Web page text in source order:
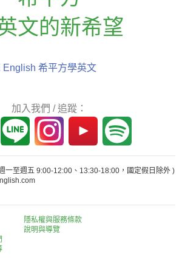
文的新希望
English 希平方學英文
加入我們 / 追蹤：
一至週五 9:00-12:00、13:30-18:00，國定假日除外 )
隱私權與服務條款
說明與導覽